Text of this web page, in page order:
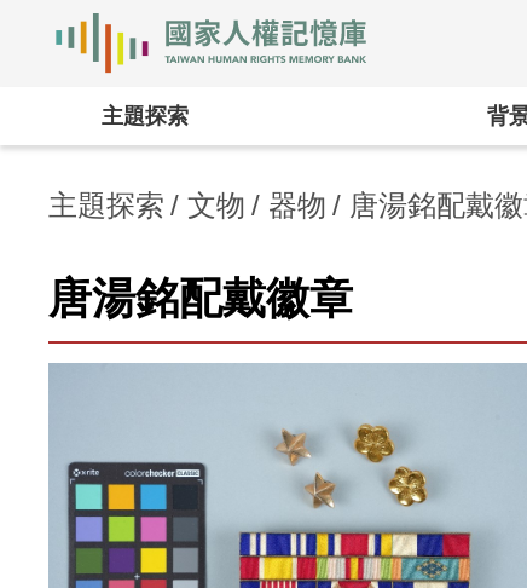
主題探索 背
主題探索 文物 器物 唐湯銘配戴
唐湯銘配戴徽章